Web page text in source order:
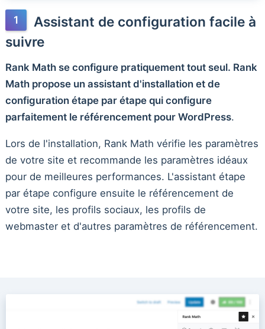
Assistant de configuration facile à
suivre
Rank Math se configure pratiquement tout seul. Rank
Math propose un assistant d'installation et de
configuration étape par étape qui configure
parfaitement le référencement pour WordPress.
Lors de l'installation, Rank Math vérifie les paramètres
de votre site et recommande les paramètres idéaux
pour de meilleures performances. L'assistant étape
par étape configure ensuite le référencement de
votre site, les profils sociaux, les profils de
webmaster et d'autres paramètres de référencement.